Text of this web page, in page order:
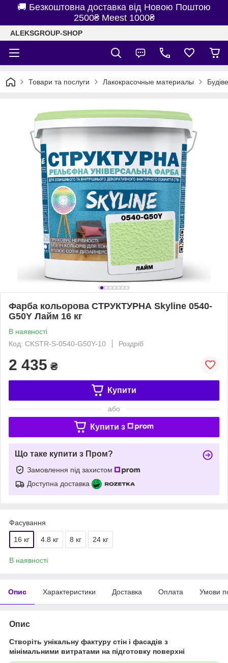
🚚 Безкоштовна доставка від Новою Поштою
2500₴ Meest 1000₴
ALEKSGROUP-SHOP
Товари та послуги Лакокрасочные материалы
Фарба кольорова СТРУКТУРНА Skyline 0540-
G50Y Лайм 16 кг
В наявності
Код: CKSTR-S-0540-G50Y-10
Роздріб
2 435 ₴
Купити
або
Купити з
Що таке купити з Пром?
Замовлення під захистом
Доступна доставка
Фасування
16 кг 4.8 кг 8 кг 24 кг
В наявності
Опис Характеристики Доставка Оплата Умови
Опис
Створіть унікальну фактуру стін і фасадів з
мінімальними витратами на підготовку поверхні